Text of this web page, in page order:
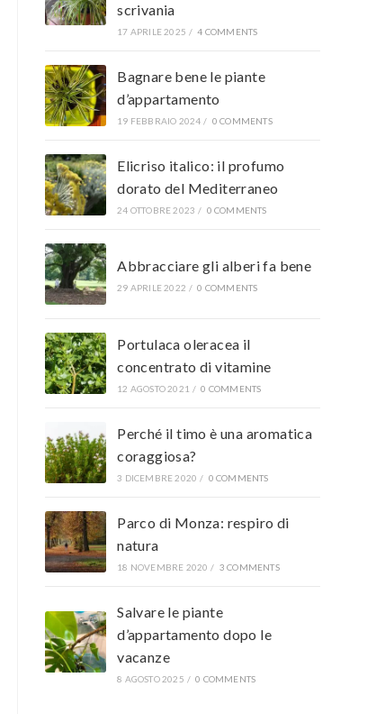
scrivania
17 APRILE 2025 / 4 COMMENTS
Bagnare bene le piante
d’appartamento
19 FEBBRAIO 2024 / 0 COMMENTS
Elicriso italico: il profumo
dorato del Mediterraneo
24 OTTOBRE 2023 / 0 COMMENTS
Abbracciare gli alberi fa bene
29 APRILE 2022 / 0 COMMENTS
Portulaca oleracea il
concentrato di vitamine
12 AGOSTO 2021 / 0 COMMENTS
Perché il timo è una aromatica
coraggiosa?
3 DICEMBRE 2020 / 0 COMMENTS
Parco di Monza: respiro di
natura
18 NOVEMBRE 2020 / 3 COMMENTS
Salvare le piante
d’appartamento dopo le
vacanze
8 AGOSTO 2025 / 0 COMMENTS